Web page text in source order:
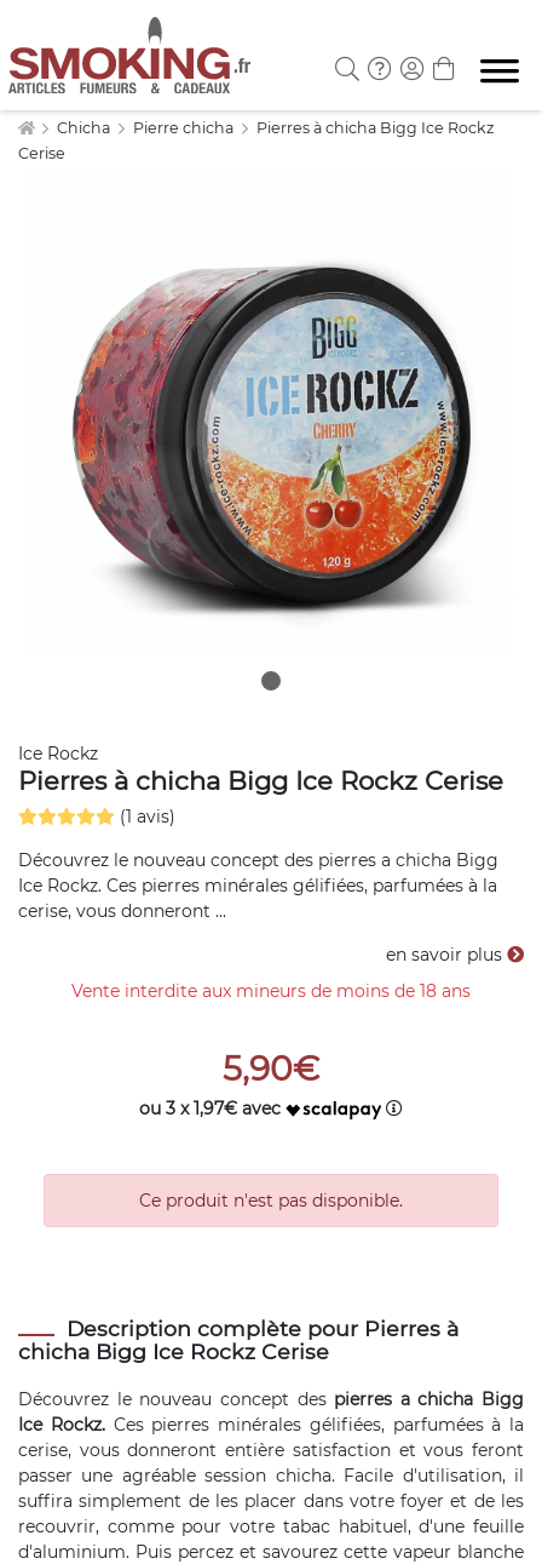
Chicha Pierre chicha
Pierres à chicha Bigg Ice Rockz
Cerise
Ice Rockz
Pierres à chicha Bigg Ice Rockz Cerise
(1 avis)
Découvrez le nouveau concept des pierres a chicha Bigg
Ice Rockz. Ces pierres minérales gélifiées, parfumées à la
cerise, vous donneront ...
en savoir plus
Vente interdite aux mineurs de moins de 18 ans
5,90€
ou 3 x 1,97€ avec
Ce produit n'est pas disponible.
Description complète pour Pierres à
chicha Bigg Ice Rockz Cerise
Découvrez le nouveau concept despierres a chicha Bigg
Ice Rockz.Ces pierres minérales gélifiées, parfumées à la
cerise, vous donneront entière satisfaction et vous feront
passer une agréable session chicha. Facile d'utilisation, il
suffira simplement de les placer dans votre foyer et de les
recouvrir, comme pour votre tabac habituel, d'une feuille
d'aluminium. Puis percez et savourez cette vapeur blanche